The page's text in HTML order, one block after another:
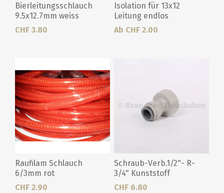
Bierleitungsschlauch
9.5x12.7mm weiss
CHF 3.80
Isolation für 13x12
Leitung endlos
Ab CHF 2.00
Raufilam Schlauch
6/3mm rot
CHF 2.90
Schraub-Verb.1/2"- R-
3/4" Kunststoff
CHF 6.80